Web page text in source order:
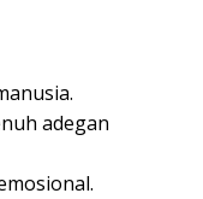
adegan